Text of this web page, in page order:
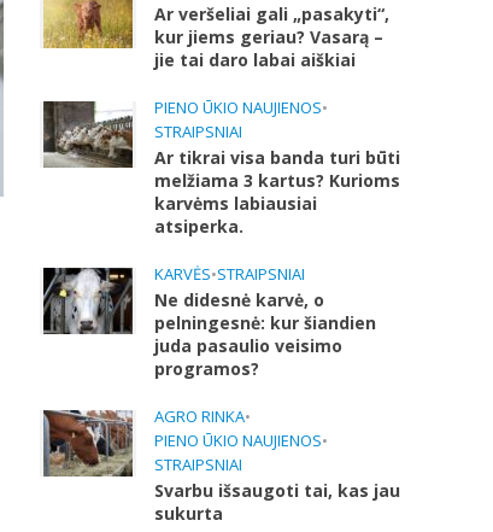
Ar veršeliai gali „pasakyti“,
kur jiems geriau? Vasarą –
jie tai daro labai aiškiai
PIENO ŪKIO NAUJIENOS•
STRAIPSNIAI
Ar tikrai visa banda turi būti
melžiama 3 kartus? Kurioms
karvėms labiausiai
atsiperka.
KARVĖS•STRAIPSNIAI
Ne didesnė karvė, o
pelningesnė: kur šiandien
juda pasaulio veisimo
programos?
AGRO RINKA•
PIENO ŪKIO NAUJIENOS•
STRAIPSNIAI
Svarbu išsaugoti tai, kas jau
sukurta